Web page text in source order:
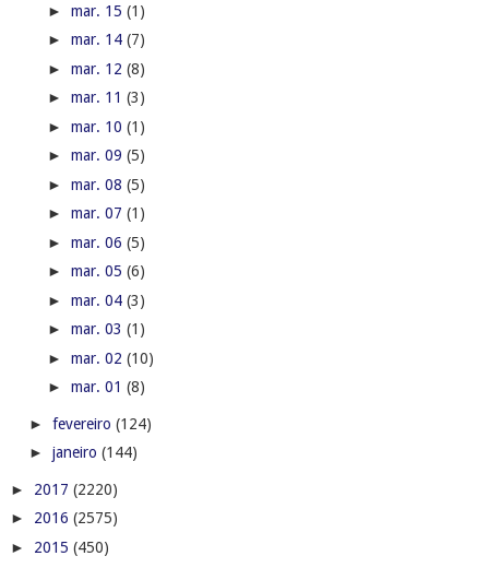
► mar. 15 (1)
► mar. 14 (7)
► mar. 12 (8)
► mar. 11 (3)
► mar. 10 (1)
► mar. 09 (5)
► mar. 08 (5)
► mar. 07 (1)
► mar. 06 (5)
► mar. 05 (6)
► mar. 04 (3)
► mar. 03 (1)
► mar. 02 (10)
► mar. 01 (8)
► fevereiro (124)
► janeiro (144)
► 2017 (2220)
► 2016 (2575)
► 2015 (450)